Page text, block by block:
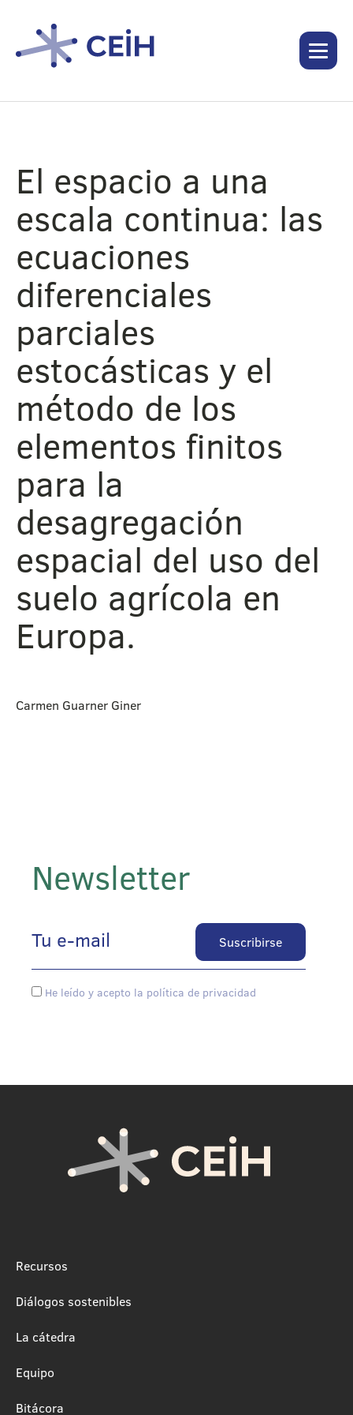
El espacio a una
escala continua: las
ecuaciones
diferenciales
parciales
estocásticas y el
método de los
elementos finitos
para la
desagregación
espacial del uso del
suelo agrícola en
Europa.
Carmen Guarner Giner
Newsletter
He leído y acepto la política de privacidad
Recursos
Diálogos sostenibles
La cátedra
Equipo
Bitácora